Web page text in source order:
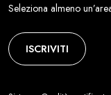
Seleziona almeno
ISCRIVITI